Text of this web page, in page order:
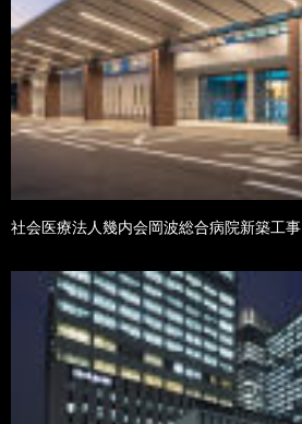
社会医療法人幾内会岡波総合病院新築工事